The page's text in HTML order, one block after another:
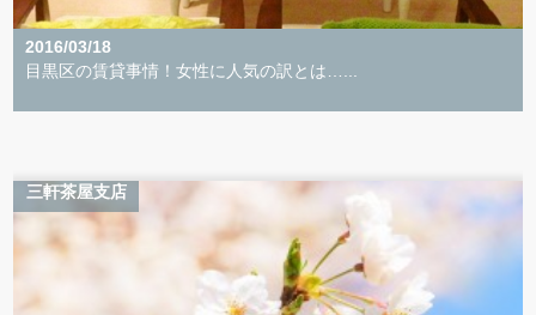
2016/03/18
目黒区の賃貸事情！女性に人気の訳とは…...
三軒茶屋支店